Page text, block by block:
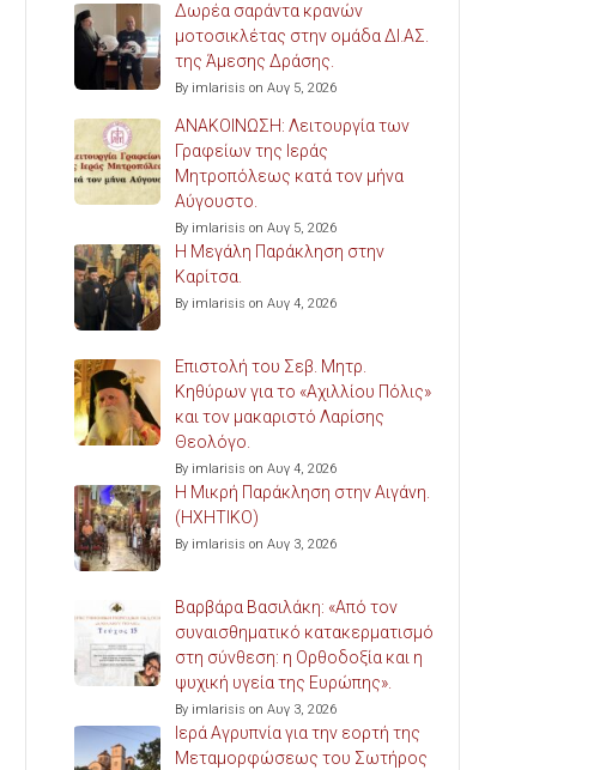
Δωρέα σαράντα κρανών
μοτοσικλέτας στην ομάδα ΔΙ.ΑΣ.
της Άμεσης Δράσης.
By imlarisis on Αυγ 5, 2026
ΑΝΑΚΟΙΝΩΣΗ: Λειτουργία των
Γραφείων της Ιεράς
Μητροπόλεως κατά τον μήνα
Αύγουστο.
By imlarisis on Αυγ 5, 2026
Η Μεγάλη Παράκληση στην
Καρίτσα.
By imlarisis on Αυγ 4, 2026
Επιστολή του Σεβ. Μητρ.
Κηθύρων για το «Αχιλλίου Πόλις»
και τον μακαριστό Λαρίσης
Θεολόγο.
By imlarisis on Αυγ 4, 2026
Η Μικρή Παράκληση στην Αιγάνη.
(ΗΧΗΤΙΚΟ)
By imlarisis on Αυγ 3, 2026
Βαρβάρα Βασιλάκη: «Από τον
συναισθηματικό κατακερματισμό
στη σύνθεση: η Ορθοδοξία και η
ψυχική υγεία της Ευρώπης».
By imlarisis on Αυγ 3, 2026
Ιερά Αγρυπνία για την εορτή της
Μεταμορφώσεως του Σωτήρος